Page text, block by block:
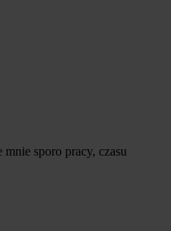
sporo pracy, czasu